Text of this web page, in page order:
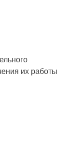
их работы